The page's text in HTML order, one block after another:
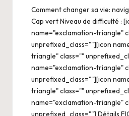
Comment changer sa vie:
Cap vert Niveau de difficulté :
name="exclamation-triangle"
unprefixed_class=""][icon
triangle" class=""
name="exclamation-triangle"
unprefixed_class=""][icon
triangle" class=""
name="exclamation-triangle"
unprefixed_class=""] Détails